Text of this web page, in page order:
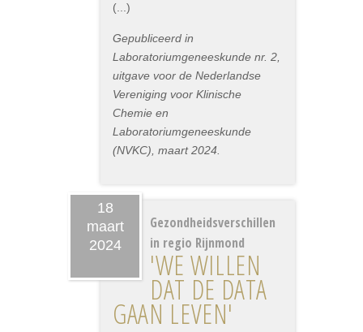
(...)
Gepubliceerd in
Laboratoriumgeneeskunde nr. 2,
uitgave voor de Nederlandse
Vereniging voor Klinische
Chemie en
Laboratoriumgeneeskunde
(NVKC), maart 2024.
18
maart
2024
Gezondheidsverschillen
in regio Rijnmond
'WE WILLEN
DAT DE DATA
GAAN LEVEN'